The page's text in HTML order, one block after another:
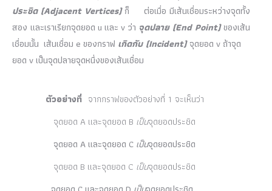
ประชิด(Adjacent Vertices)ก็ ต่อเมื่อ มีเส้นเชื่อมระหว่างจุดทั้ง
สอง และเราเรียกจุดยอด u และ v ว่า จุดปลาย(End Point)ของเส้น
เชื่อมนั้น เส้นเชื่อม e ของกราฟ เกิดกับ(Incident)จุดยอด v ถ้าจุด
ยอด v เป็นจุดปลายจุดหนึ่งของเส้นเชื่อม
ตัวอย่างที่ จากกราฟของตัวอย่างที่ 1 จะเห็นว่า
จุดยอด A และจุดยอด B เป็นจุดยอดประชิด
จุดยอด A และจุดยอด C เป็นจุดยอดประชิด
จุดยอด B และจุดยอด C เป็นจุดยอดประชิด